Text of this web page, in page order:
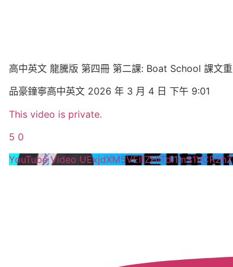
高中英文 龍騰版 第四冊 第二課: Boat School 課文
品豪鐘寧高中英文 2026 年 3 月 4 日 下午 9:01
This video is private.
5 0
YouTube Video